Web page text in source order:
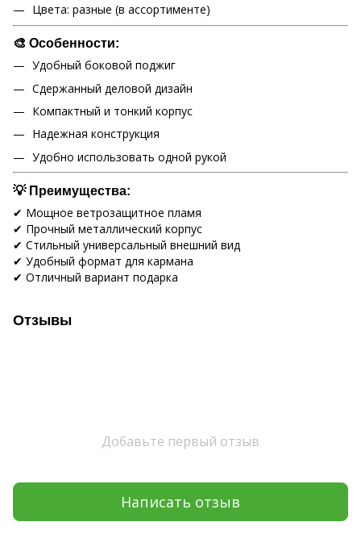
Цвета: разные (в ассортименте)
🎨 Особенности:
Удобный боковой поджиг
Сдержанный деловой дизайн
Компактный и тонкий корпус
Надежная конструкция
Удобно использовать одной рукой
💡 Преимущества:
✔ Мощное ветрозащитное пламя
✔ Прочный металлический корпус
✔ Стильный универсальный внешний вид
✔ Удобный формат для кармана
✔ Отличный вариант подарка
Отзывы
Добавьте первый отзыв
Написать отзыв